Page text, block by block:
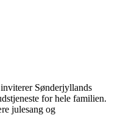
Sønderjyllands
for hele familien.
julesang og